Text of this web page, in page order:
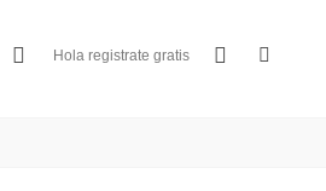
Hola registrate gratis